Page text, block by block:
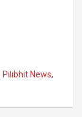
Pilibhit News,